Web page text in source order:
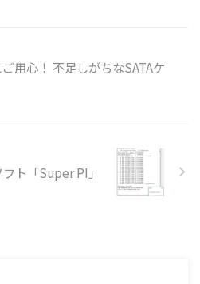
用心！ 不足しがちなSATAケ
ト「Super PI」